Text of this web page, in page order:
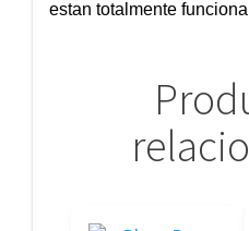
estan totalmente